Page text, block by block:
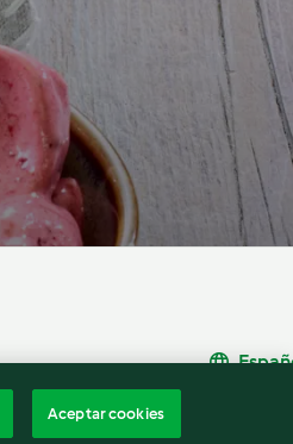
Aceptar cookies